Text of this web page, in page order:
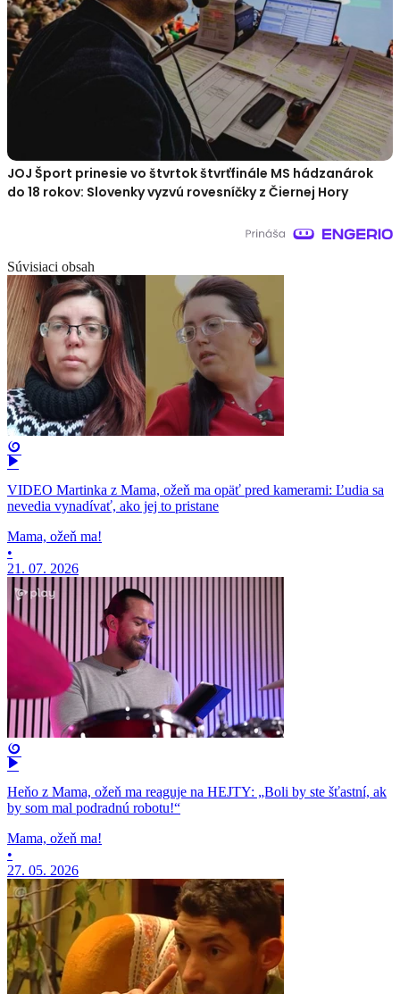
JOJ Šport prinesie vo štvrtok štvrťfinále MS hádzanárok
do 18 rokov: Slovenky vyzvú rovesníčky z Čiernej Hory
Súvisiaci obsah
VIDEO Martinka z Mama, ožeň ma opäť pred kamerami: Ľudia sa
nevedia vynadívať, ako jej to pristane
Mama, ožeň ma!
•
21. 07. 2026
Heňo z Mama, ožeň ma reaguje na HEJTY: „Boli by ste šťastní, ak
by som mal podradnú robotu!“
Mama, ožeň ma!
•
27. 05. 2026